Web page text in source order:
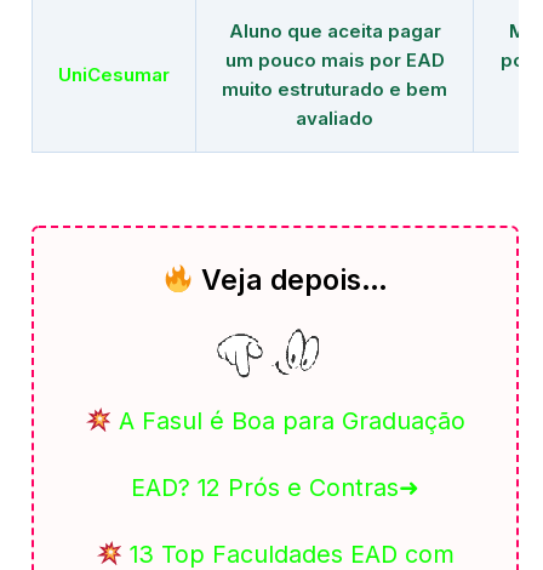
UniCesumar
Aluno que aceita pagar
um pouco mais por EAD
muito estruturado e bem
avaliado
Veja depois…
A Fasul é Boa para Graduação
EAD? 12 Prós e Contras➜
13 Top Faculdades EAD com